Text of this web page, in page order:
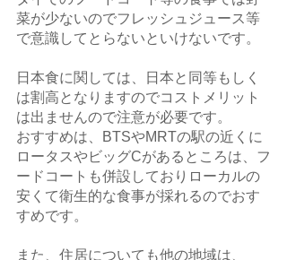
菜が少ないのでフレッシュジュース等
で意識してとらないといけないです。
日本食に関しては、日本と同等もしく
は割高となりますのでコストメリット
は出ませんので注意が必要です。
おすすめは、BTSやMRTの駅の近くに
ロータスやビッグCがあるところは、フ
ードコートも併設しておりローカルの
安くて衛生的な食事が採れるのでおす
すめです。
また、住居についても他の地域は、